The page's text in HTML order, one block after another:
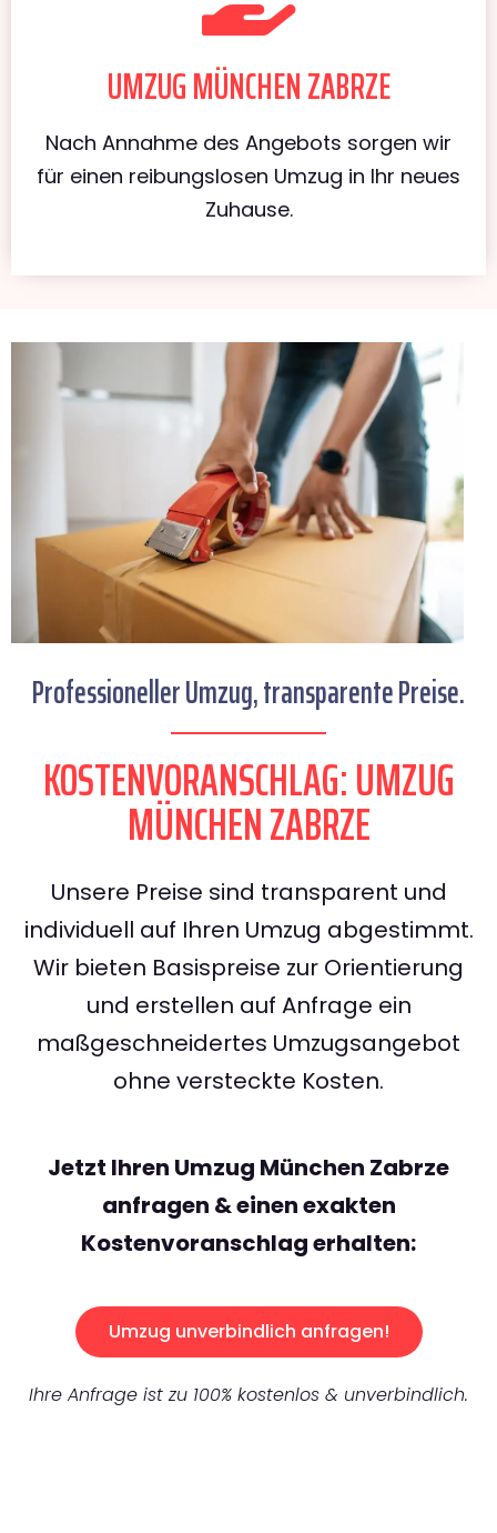
UMZUG MÜNCHEN ZABRZE
Nach Annahme des Angebots sorgen wir
für einen reibungslosen Umzug in Ihr neues
Zuhause.
Professioneller Umzug, transparente Preise.
KOSTENVORANSCHLAG: UMZUG
MÜNCHEN ZABRZE
Unsere Preise sind transparent und
individuell auf Ihren Umzug abgestimmt.
Wir bieten Basispreise zur Orientierung
und erstellen auf Anfrage ein
maßgeschneidertes Umzugsangebot
ohne versteckte Kosten.
Jetzt Ihren Umzug München Zabrze
anfragen & einen exakten
Kostenvoranschlag erhalten:
Umzug unverbindlich anfragen!
Ihre Anfrage ist zu 100% kostenlos & unverbindlich.